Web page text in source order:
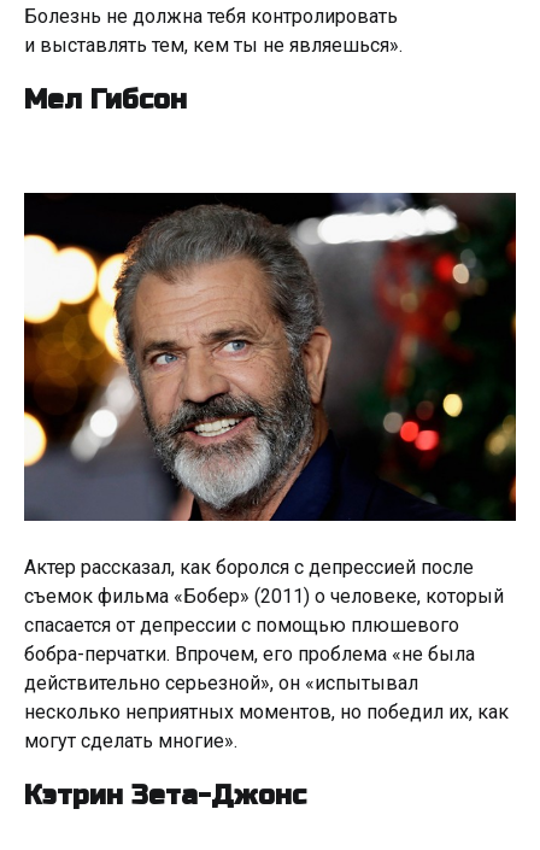
Болезнь не должна тебя контролировать
и выставлять тем, кем ты не являешься».
Мел Гибсон
Актер рассказал, как боролся с депрессией после
съемок фильма «Бобер» (2011) о человеке, который
спасается от депрессии с помощью плюшевого
бобра-перчатки. Впрочем, его проблема «не была
действительно серьезной», он «испытывал
несколько неприятных моментов, но победил их, как
могут сделать многие».
Кэтрин Зета-Джонс